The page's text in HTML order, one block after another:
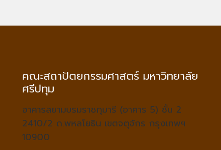
คณะสถาปัตยกรรมศาสตร์ มหาวิทยาลัย
ศรีปทุม
อาคารสยามบรมราชกุมารี (อาคาร 5) ชั้น 2
2410/2 ถ.พหลโยธิน เขตจตุจักร กรุงเทพฯ
10900